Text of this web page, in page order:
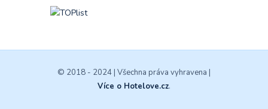
© 2018 - 2024 | Všechna práva vyhravena |
Více o Hotelove.cz.